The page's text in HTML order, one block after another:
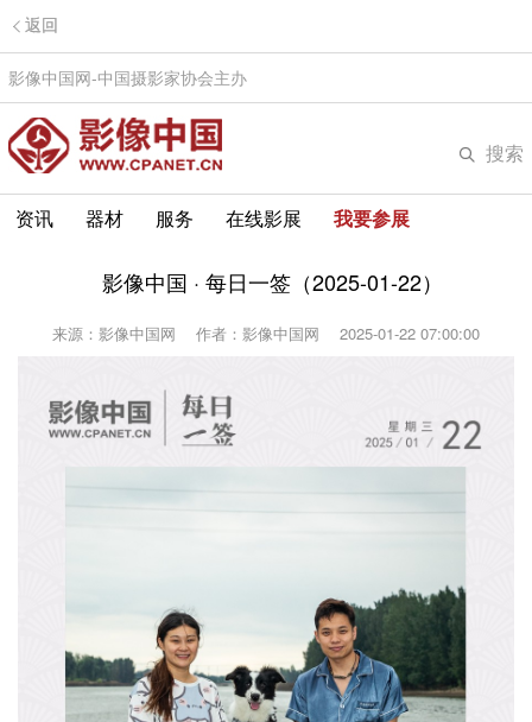
返回
影像中国网-中国摄影家协会主办
搜索
资讯 器材 服务 在线影展 我要参展
影像中国 · 每日一签（2025-01-22）
来源：影像中国网 作者：影像中国网 2025-01-22 07:00:00